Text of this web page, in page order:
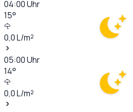
04:00Uhr
15°
0,0L/m²
05:00Uhr
14°
0,0L/m²